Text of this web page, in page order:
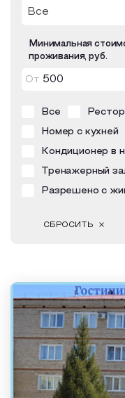
Аттестованные
Все
Минимальная
проживания, руб.
От
Все
Номер с кухней
Кондиционер в
Тренажерный
Разрешено с